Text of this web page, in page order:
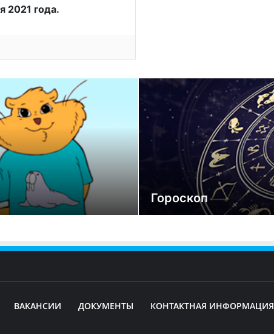
2021 года.
Гороскоп
ВАКАНСИИ ДОКУМЕНТЫ КОНТАКТНАЯ ИНФОРМАЦИЯ